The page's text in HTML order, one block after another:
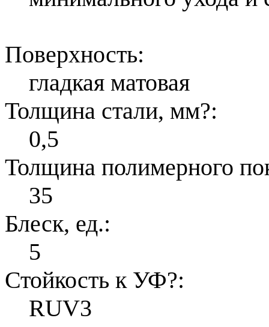
Поверхность:
гладкая матовая
Толщина стали, мм?:
0,5
Толщина полимерного
35
Блеск, ед.:
5
Стойкость к УФ?:
RUV3